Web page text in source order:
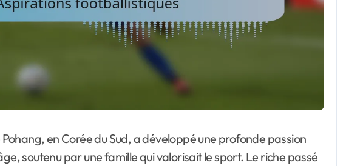
en Corée du Sud, a développé une profonde passion
soutenu par une famille qui valorisait le sport. Le riche passé